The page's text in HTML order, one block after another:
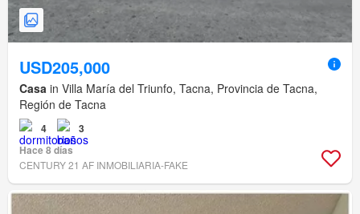
USD205,000
Casa in Villa María del Triunfo, Tacna, Provincia de Tacna,
Región de Tacna
4
3
Hace 8 días
CENTURY 21 AF INMOBILIARIA-FAKE